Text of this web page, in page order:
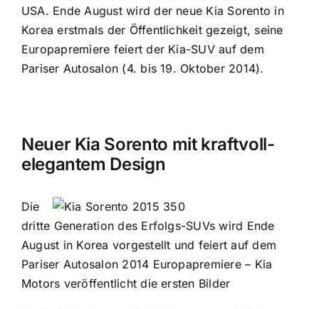
USA. Ende August wird der neue Kia Sorento in
Korea erstmals der Öffentlichkeit gezeigt, seine
Europapremiere feiert der Kia-SUV auf dem
Pariser Autosalon (4. bis 19. Oktober 2014).
Neuer Kia Sorento mit kraftvoll-
elegantem Design
Die
dritte Generation des Erfolgs-SUVs wird Ende
August in Korea vorgestellt und feiert auf dem
Pariser Autosalon 2014 Europapremiere – Kia
Motors veröffentlicht die ersten Bilder